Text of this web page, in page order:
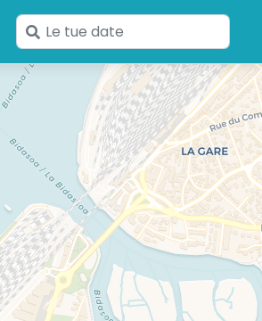
Inserisci
le